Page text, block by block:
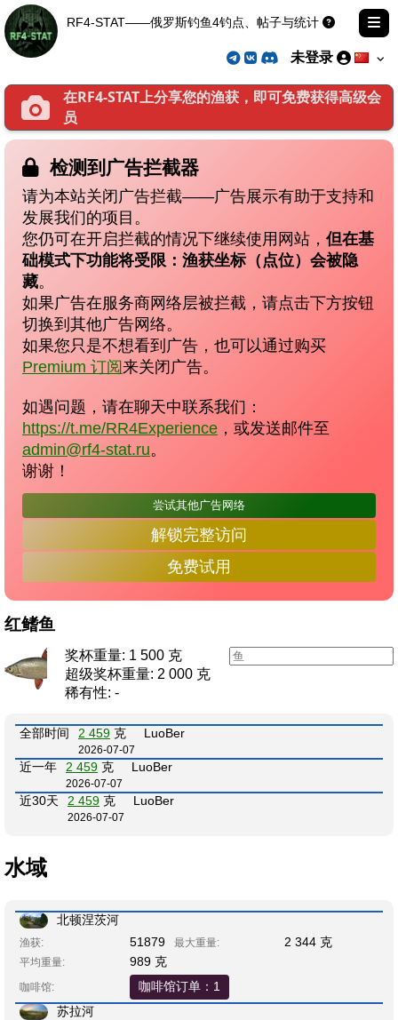
未登录
RF4-STAT——俄罗斯钓鱼4钓点、帖子与统计
在RF4-STAT上分享您的渔获，即可免费获得高级会
员
检测到广告拦截器
请为本站关闭广告拦截——广告展示有助于支持和
发展我们的项目。
您仍可在开启拦截的情况下继续使用网站， 但在基
础模式下功能将受限：渔获坐标（点位）会被隐
藏。
如果广告在服务商网络层被拦截，请点击下方按钮
切换到其他广告网络。
如果您只是不想看到广告，也可以通过购买
Premium 订阅来关闭广告。
如遇问题，请在聊天中联系我们：
https://t.me/RR4Experience ，或发送邮件至
admin@rf4-stat.ru。
谢谢！
尝试其他广告网络
解锁完整访问
免费试用
红鳍鱼
奖杯重量: 1 500 克
超级奖杯重量: 2 000 克
稀有性: -
全部时间 2 459 克
2026-07-07
LuoBer
近一年 2 459 克
2026-07-07
LuoBer
近30天 2 459 克
2026-07-07
LuoBer
水域
北顿涅茨河
渔获: 51879 最大重量: 2 344 克
平均重量: 989 克
咖啡馆:
咖啡馆订单：1
苏拉河